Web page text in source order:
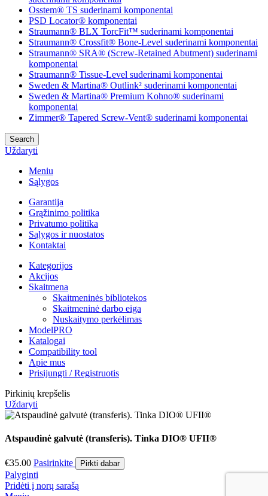
Osstem® TS suderinami komponentai
PSD Locator® komponentai
Straumann® BLX TorcFit™ suderinami komponentai
Straumann® Crossfit® Bone-Level suderinami komponentai
Straumann® SRA® (Screw-Retained Abutment) suderinami
komponentai
Straumann® Tissue-Level suderinami komponentai
Sweden & Martina® Outlink² suderinami komponentai
Sweden & Martina® Premium Kohno® suderinami
komponentai
Zimmer® Tapered Screw-Vent® suderinami komponentai
Search
Uždaryti
Meniu
Sąlygos
Garantija
Grąžinimo politika
Privatumo politika
Sąlygos ir nuostatos
Kontaktai
Kategorijos
Akcijos
Skaitmena
Skaitmeninės bibliotekos
Skaitmeninė darbo eiga
Nuskaitymo perkėlimas
ModelPRO
Katalogai
Compatibility tool
Apie mus
Prisijungti / Registruotis
Pirkinių krepšelis
Uždaryti
Atspaudinė galvutė (transferis). Tinka DIO® UFII®
€35.00 Pasirinkite Pirkti dabar
Palyginti
Pridėti į norų sarašą